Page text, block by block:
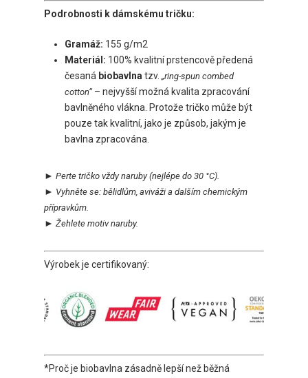
Podrobnosti k dámskému tričku:
Gramáž: 155 g/m2
Materiál: 100% kvalitní prstencově předená
česaná biobavlna tzv. „ring-spun combed
cotton“ – nejvyšší možná kvalita zpracování
bavlněného vlákna. Protože tričko může být
pouze tak kvalitní, jako je způsob, jakým je
bavlna zpracována.
► Perte tričko vždy naruby(nejlépe do 30 °C).
► Vyhněte se: bělidlům, aviváži a dalším chemickým
přípravkům.
► Žehlete motiv naruby.
Výrobek je certifikovaný:
*Proč je biobavlna zásadně lepší než běžná